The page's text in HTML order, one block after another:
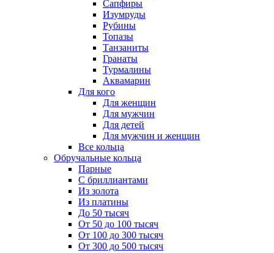
Сапфиры
Изумруды
Рубины
Топазы
Танзаниты
Гранаты
Турмалины
Аквамарин
Для кого
Для женщин
Для мужчин
Для детей
Для мужчин и женщин
Все кольца
Обручальные кольца
Парные
С бриллиантами
Из золота
Из платины
До 50 тысяч
От 50 до 100 тысяч
От 100 до 300 тысяч
От 300 до 500 тысяч